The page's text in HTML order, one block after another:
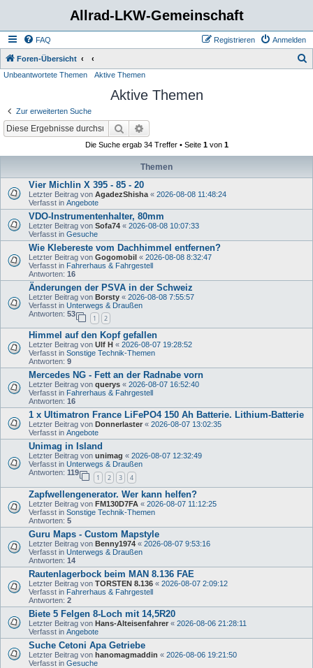
Allrad-LKW-Gemeinschaft
FAQ Anmelden
Registrieren
Foren-Übersicht
Unbeantwortete Themen Aktive Themen
Aktive Themen
Zur erweiterten Suche
Suche
Die Suche ergab 34 Treffer • Seite 1von 1
Themen
Vier Michlin X 395 - 85 - 20
Letzter Beitrag von AgadezShisha « 2026-08-08 11:48:24
Verfasst in Angebote
VDO-Instrumentenhalter, 80mm
Letzter Beitrag von Sofa74 « 2026-08-08 10:07:33
Verfasst in Gesuche
Wie Klebereste vom Dachhimmel entfernen?
Letzter Beitrag von Gogomobil « 2026-08-08 8:32:47
Verfasst in Fahrerhaus & Fahrgestell
Antworten: 16
Änderungen der PSVA in der Schweiz
Letzter Beitrag von Borsty « 2026-08-08 7:55:57
Verfasst in Unterwegs & Draußen
Antworten: 53
1 2
Himmel auf den Kopf gefallen
Letzter Beitrag von Ulf H « 2026-08-07 19:28:52
Verfasst in Sonstige Technik-Themen
Antworten: 9
Mercedes NG - Fett an der Radnabe vorn
Letzter Beitrag von querys « 2026-08-07 16:52:40
Verfasst in Fahrerhaus & Fahrgestell
Antworten: 16
1 x Ultimatron France LiFePO4 150 Ah Batterie. Lithium-Batterie
Letzter Beitrag von Donnerlaster « 2026-08-07 13:02:35
Verfasst in Angebote
Unimag in Island
Letzter Beitrag von unimag « 2026-08-07 12:32:49
Verfasst in Unterwegs & Draußen
Antworten: 119
1 2 3 4
Zapfwellengenerator. Wer kann helfen?
Letzter Beitrag von FM130D7FA « 2026-08-07 11:12:25
Verfasst in Sonstige Technik-Themen
Antworten: 5
Guru Maps - Custom Mapstyle
Letzter Beitrag von Benny1974 « 2026-08-07 9:53:16
Verfasst in Unterwegs & Draußen
Antworten: 14
Rautenlagerbock beim MAN 8.136 FAE
Letzter Beitrag von TORSTEN 8.136 « 2026-08-07 2:09:12
Verfasst in Fahrerhaus & Fahrgestell
Antworten: 2
Biete 5 Felgen 8-Loch mit 14,5R20
Letzter Beitrag von Hans-Alteisenfahrer « 2026-08-06 21:28:11
Verfasst in Angebote
Suche Cetoni Apa Getriebe
Letzter Beitrag von hanomagmaddin « 2026-08-06 19:21:50
Verfasst in Gesuche